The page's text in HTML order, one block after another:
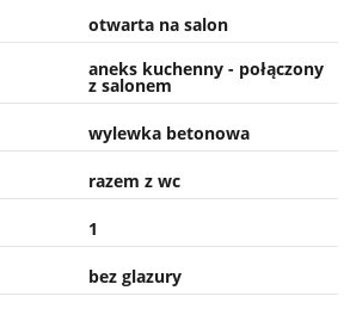
otwarta na salon
aneks kuchenny - połączony
z salonem
wylewka betonowa
razem z wc
1
bez glazury